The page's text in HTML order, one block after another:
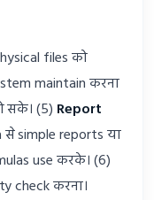
files को
maintain करना
सके। (5) Report
simple reports या
use करके। (6)
check करना।